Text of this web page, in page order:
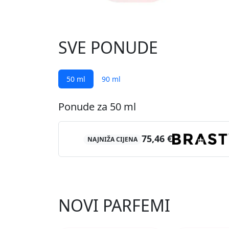
SVE PONUDE
50 ml 90 ml
Ponude za 50 ml
NAJNIŽA CIJENA 75,46 €
NOVI PARFEMI